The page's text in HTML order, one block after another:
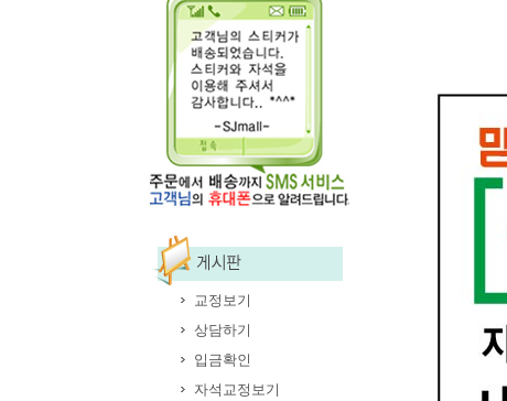
교정보기
상담하기
입금확인
자석교정보기
2020.05.12
김훈신경과의원-11절봉
투...